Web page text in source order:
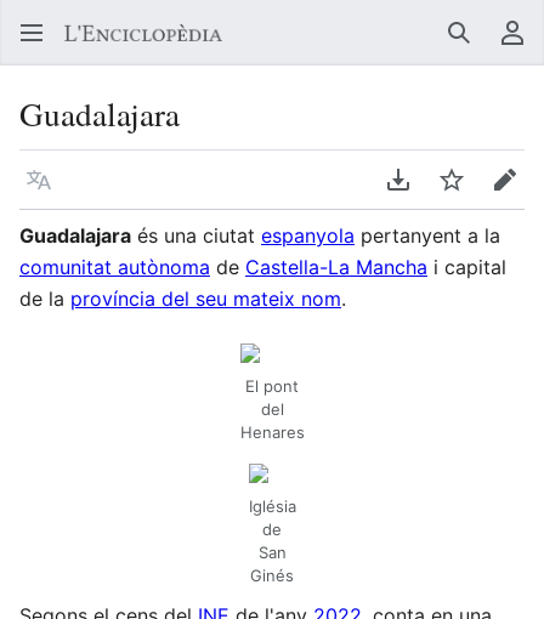
Buscar
Guadalajara
Llegir en un atre idioma Descarregar en
Vigilar
Guadalajara és una ciutat espanyola pertanyent a la
comunitat autònoma de Castella-La Mancha i capital
de la província del seu mateix nom.
El pont
del
Henares
Iglésia
de
San
Ginés